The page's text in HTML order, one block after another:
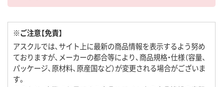
※ご注意【免責】
アスクルでは、サイト上に最新の商品情報を表示するよう努め
ておりますが、メーカーの都合等により、商品規格・仕様（容量、
パッケージ、原材料、原産国など）が変更される場合がございま
す。